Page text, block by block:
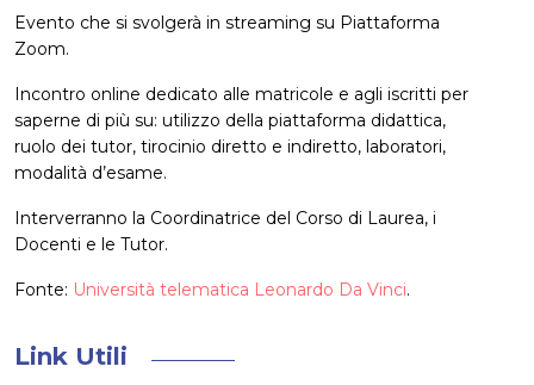
Evento che si svolgerà in streaming su Piattaforma
Zoom.
Incontro online dedicato alle matricole e agli iscritti per
saperne di più su: utilizzo della piattaforma didattica,
ruolo dei tutor, tirocinio diretto e indiretto, laboratori,
modalità d’esame.
Interverranno la Coordinatrice del Corso di Laurea, i
Docenti e le Tutor.
Fonte: Università telematica Leonardo Da Vinci.
Link Utili